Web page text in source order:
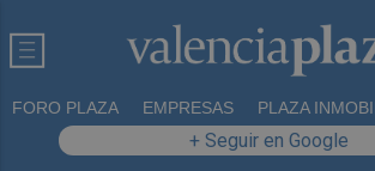
FORO PLAZA EMPRESAS PLAZA
+ Seguir en Google